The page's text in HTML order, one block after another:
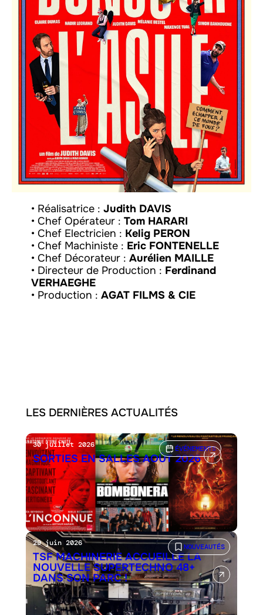
• Réalisatrice : Judith DAVIS
• Chef Opérateur : Tom HARARI
• Chef Electricien : Kelig PERON
• Chef Machiniste : Eric FONTENELLE
• Chef Décorateur : Aurélien MAILLE
• Directeur de Production : Ferdinand
VERHAEGHE
• Production : AGAT FILMS & CIE
LES DERNIÈRES ACTUALITÉS
ÉVÉNEMENTS
30 juillet 2026
SORTIES EN SALLES AOÛT 2026
NOUVEAUTÉS
29 juin 2026
TSF MACHINERIE ACCUEILLE LA
NOUVELLE SUPERTECHNO 48+
DANS SON PARC !